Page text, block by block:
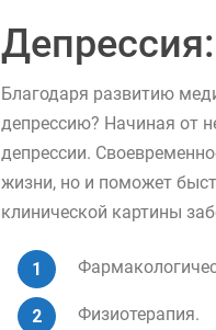
Благодаря развитию
депрессию? Начиная от
депрессии.
жизни, но и поможет
клинической картины
Физиотерапия.